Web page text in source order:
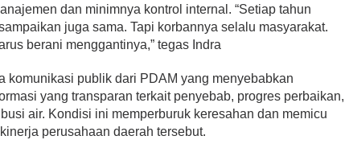
dan minimnya kontrol internal. “Setiap tahun
juga sama. Tapi korbannya selalu masyarakat.
berani menggantinya,” tegas Indra
komunikasi publik dari PDAM yang menyebabkan
yang transparan terkait penyebab, progres perbaikan,
air. Kondisi ini memperburuk keresahan dan memicu
perusahaan daerah tersebut.